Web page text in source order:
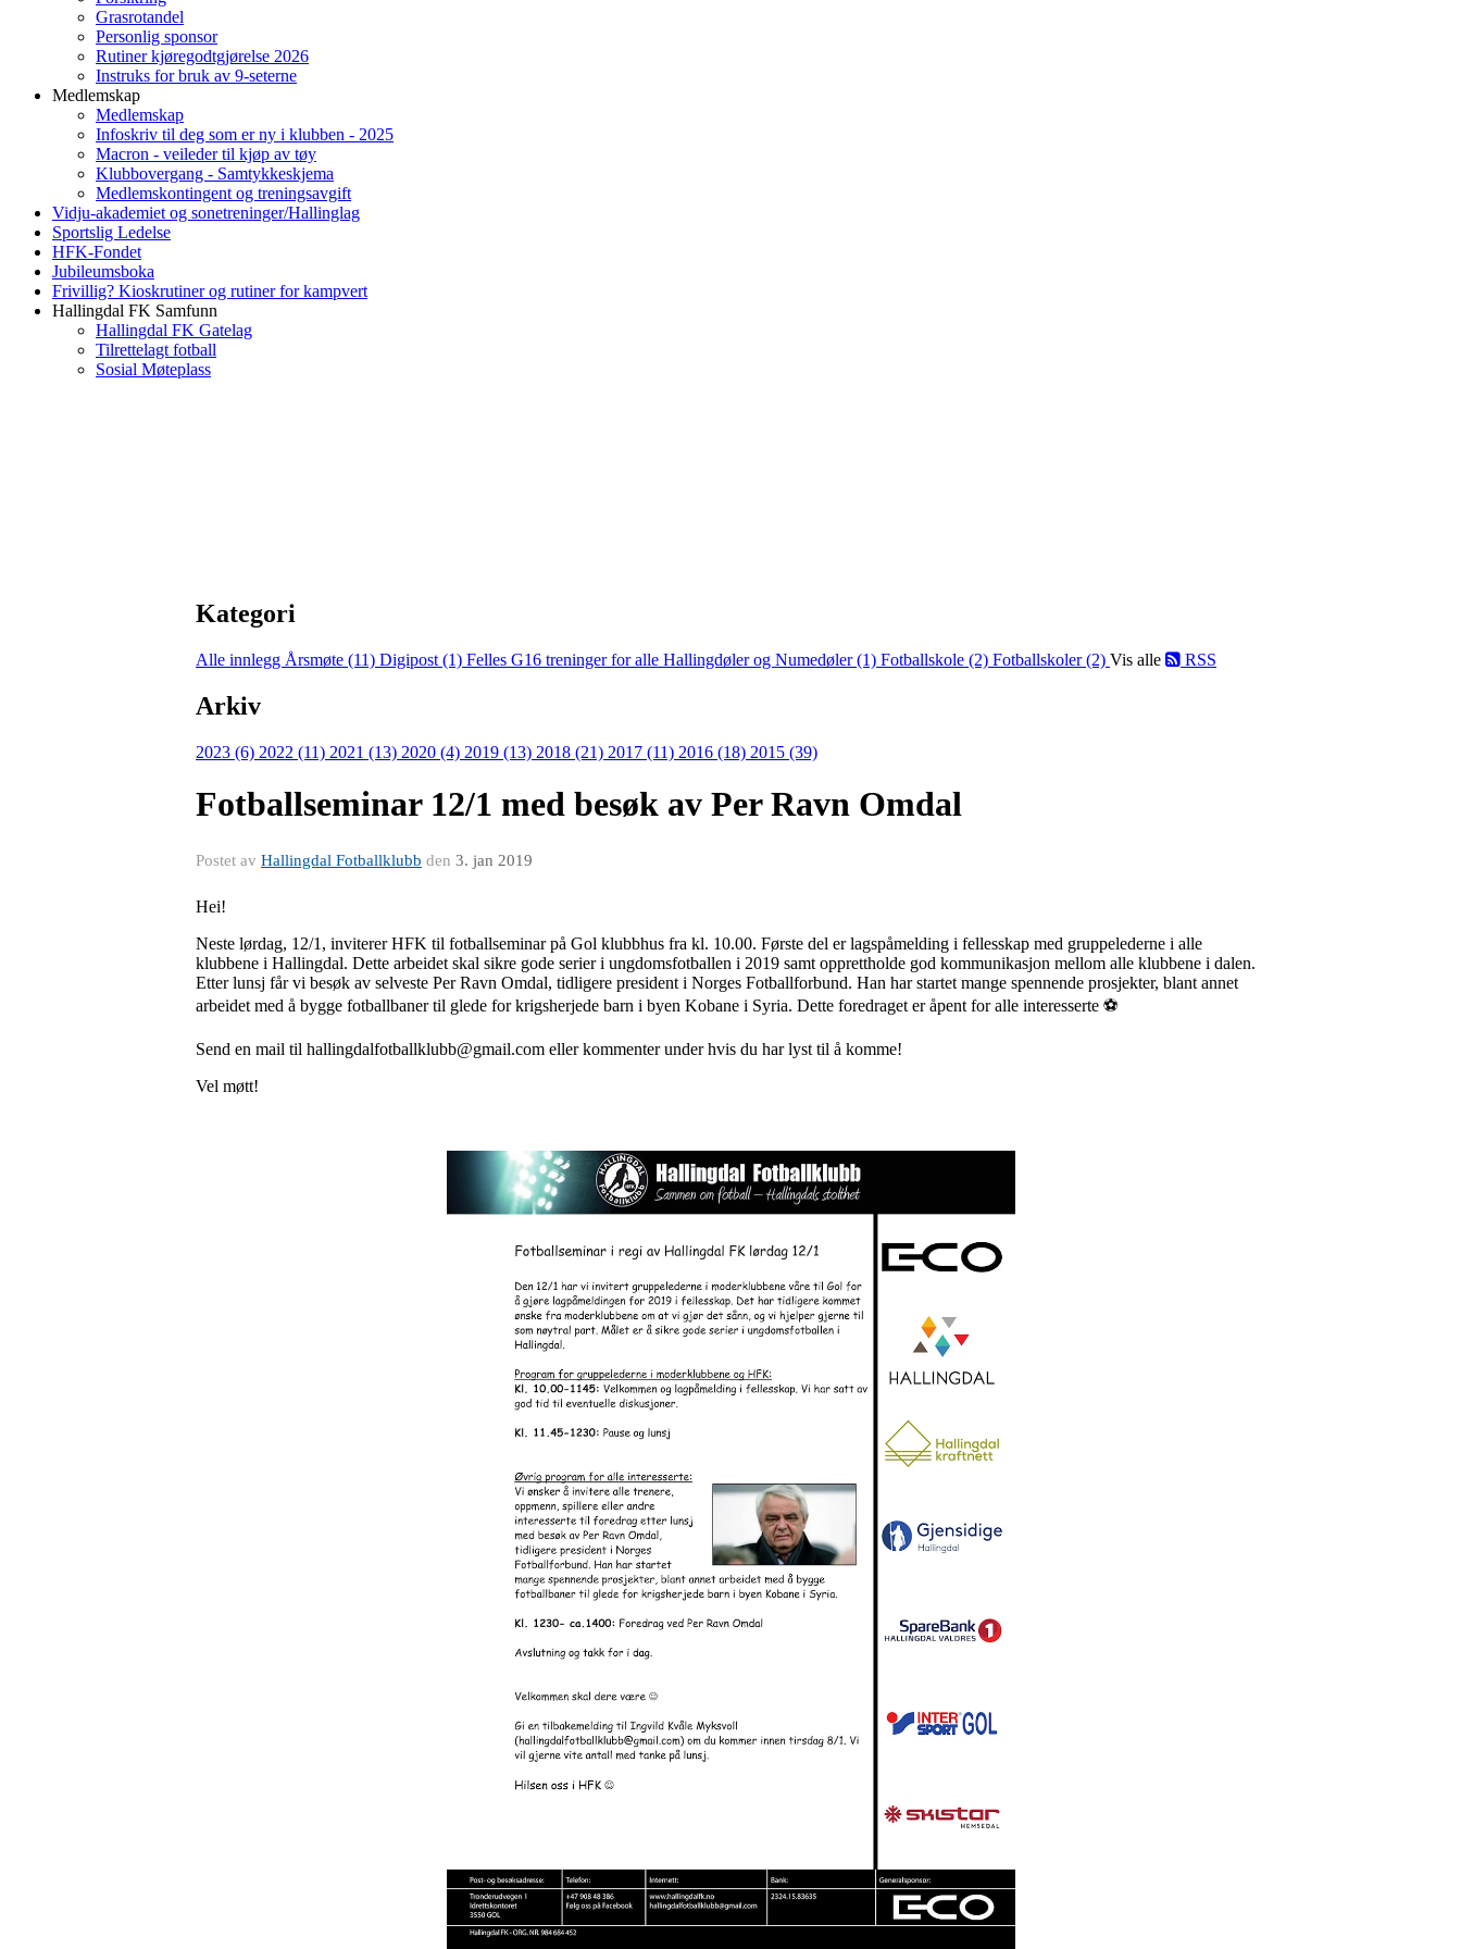
Grasrotandel
Personlig sponsor
Rutiner kjøregodtgjørelse 2026
Instruks for bruk av 9-seterne
Medlemskap
Medlemskap
Infoskriv til deg som er ny i klubben - 2025
Macron - veileder til kjøp av tøy
Klubbovergang - Samtykkeskjema
Medlemskontingent og treningsavgift
Vidju-akademiet og sonetreninger/Hallinglag
Sportslig Ledelse
HFK-Fondet
Jubileumsboka
Frivillig? Kioskrutiner og rutiner for kampvert
Hallingdal FK Samfunn
Hallingdal FK Gatelag
Tilrettelagt fotball
Sosial Møteplass
Kategori
Alle innlegg Årsmøte (11) Digipost (1) Felles G16 treninger for alle Hallingdøler og Numedøler (1) Fotballskole (2) Fotballskoler (2) Vis alle RSS
Arkiv
2023 (6) 2022 (11) 2021 (13) 2020 (4) 2019 (13) 2018 (21) 2017 (11) 2016 (18) 2015 (39)
Fotballseminar 12/1 med besøk av Per Ravn Omdal
Postet av Hallingdal Fotballklubb den 3. jan 2019
Hei!
Neste lørdag, 12/1, inviterer HFK til fotballseminar på Gol klubbhus fra kl. 10.00. Første del er lagspåmelding i fellesskap med gruppelederne i alle
klubbene i Hallingdal. Dette arbeidet skal sikre gode serier i ungdomsfotballen i 2019 samt opprettholde god kommunikasjon mellom alle klubbene i dalen.
Etter lunsj får vi besøk av selveste Per Ravn Omdal, tidligere president i Norges Fotballforbund. Han har startet mange spennende prosjekter, blant annet
arbeidet med å bygge fotballbaner til glede for krigsherjede barn i byen Kobane i Syria. Dette foredraget er åpent for alle interesserte ⚽
Send en mail til hallingdalfotballklubb@gmail.com eller kommenter under hvis du har lyst til å komme!
Vel møtt!